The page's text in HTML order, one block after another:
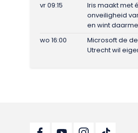
vr 09:15
Iris maakt met
onveiligheid
en wint
wo 16:00
Microsoft de
Utrecht wil